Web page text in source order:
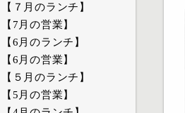
【７月のランチ】
【7月の営業】
【6月のランチ】
【6月の営業】
【５月のランチ】
【5月の営業】